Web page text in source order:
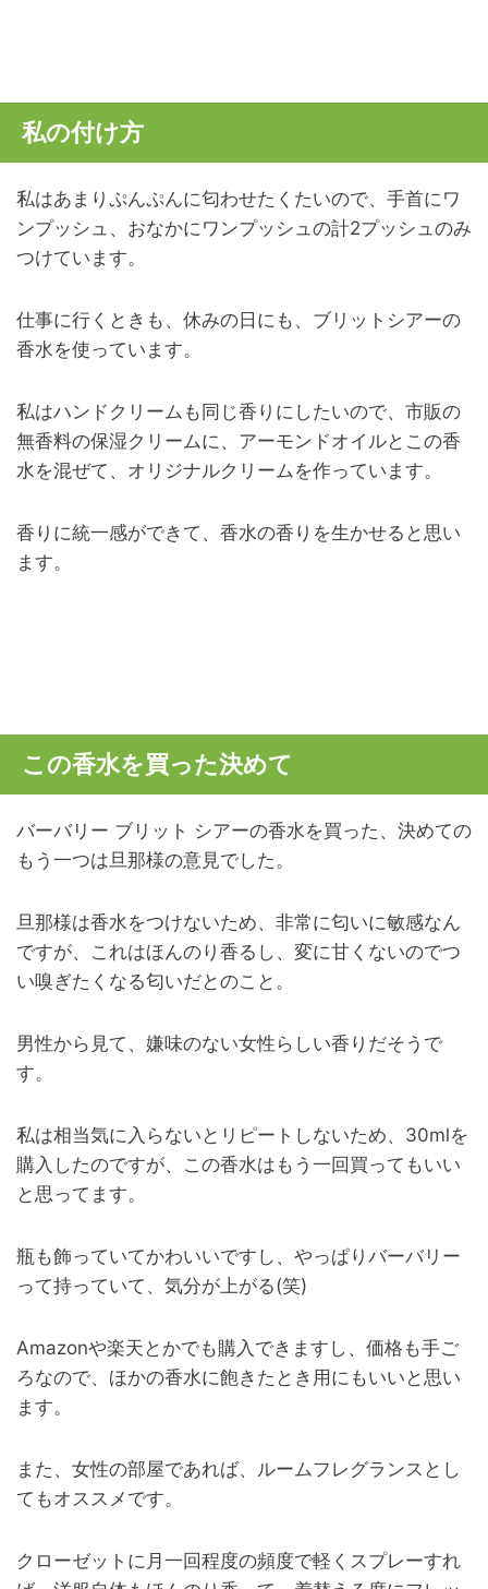
私の付け方
私はあまりぷんぷんに匂わせたくたいので、手首にワ
ンプッシュ、おなかにワンプッシュの計2プッシュのみ
つけています。
仕事に行くときも、休みの日にも、ブリットシアーの
香水を使っています。
私はハンドクリームも同じ香りにしたいので、市販の
無香料の保湿クリームに、アーモンドオイルとこの香
水を混ぜて、オリジナルクリームを作っています。
香りに統一感ができて、香水の香りを生かせると思い
ます。
この香水を買った決めて
バーバリー ブリット シアーの香水を買った、決めての
もう一つは旦那様の意見でした。
旦那様は香水をつけないため、非常に匂いに敏感なん
ですが、これはほんのり香るし、変に甘くないのでつ
い嗅ぎたくなる匂いだとのこと。
男性から見て、嫌味のない女性らしい香りだそうで
す。
私は相当気に入らないとリピートしないため、30mlを
購入したのですが、この香水はもう一回買ってもいい
と思ってます。
瓶も飾っていてかわいいですし、やっぱりバーバリー
って持っていて、気分が上がる(笑)
Amazonや楽天とかでも購入できますし、価格も手ご
ろなので、ほかの香水に飽きたとき用にもいいと思い
ます。
また、女性の部屋であれば、ルームフレグランスとし
てもオススメです。
クローゼットに月一回程度の頻度で軽くスプレーすれ